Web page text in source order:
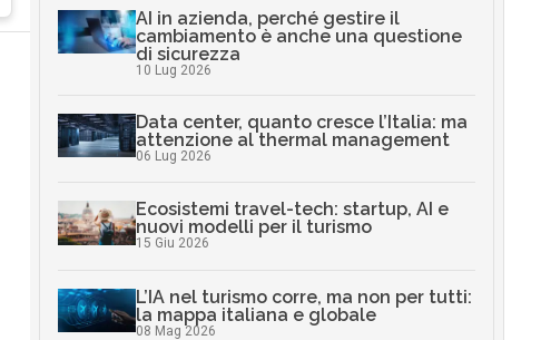
AI in azienda, perché gestire il
cambiamento è anche una questione
di sicurezza
10 Lug 2026
Data center, quanto cresce l’Italia: ma
attenzione al thermal management
06 Lug 2026
Ecosistemi travel-tech: startup, AI e
nuovi modelli per il turismo
15 Giu 2026
L’IA nel turismo corre, ma non per tutti:
la mappa italiana e globale
08 Mag 2026